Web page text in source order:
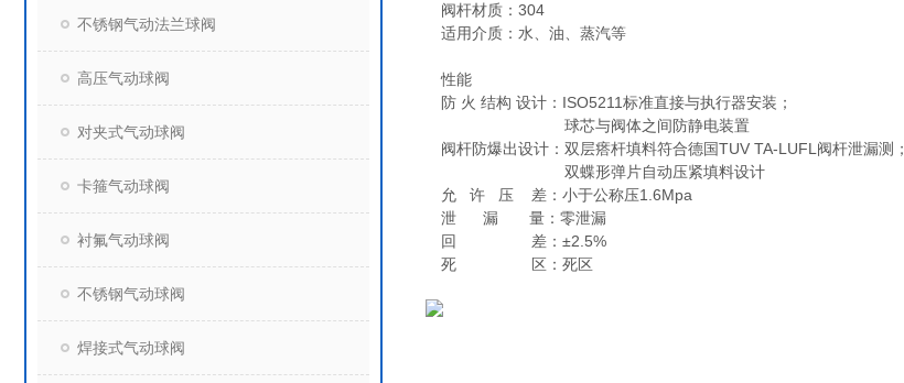
不锈钢气动法兰球阀
高压气动球阀
对夹式气动球阀
卡箍气动球阀
衬氟气动球阀
不锈钢气动球阀
焊接式气动球阀
阀杆材质：304
适用介质：水、油、蒸汽等
性能
防 火 结构 设计：ISO5211标准直接与执行器安装；
球芯与阀体之间防静电装置
阀杆防爆出设计：双层瘩杆填料符合德国TUV TA-LUFL阀杆泄漏测；
双蝶形弹片自动压紧填料设计
允 许 压 差：小于公称压1.6Mpa
泄 漏 量：零泄漏
回 差：±2.5%
死 区：死区